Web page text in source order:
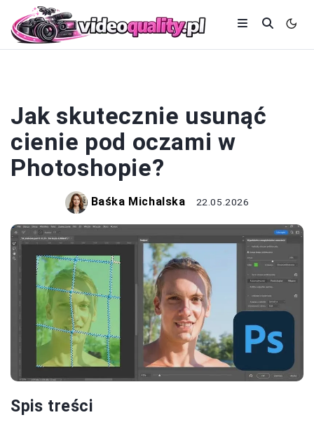
Jak skutecznie usunąć
cienie pod oczami w
Photoshopie?
Baśka Michalska 22.05.2026
Spis treści